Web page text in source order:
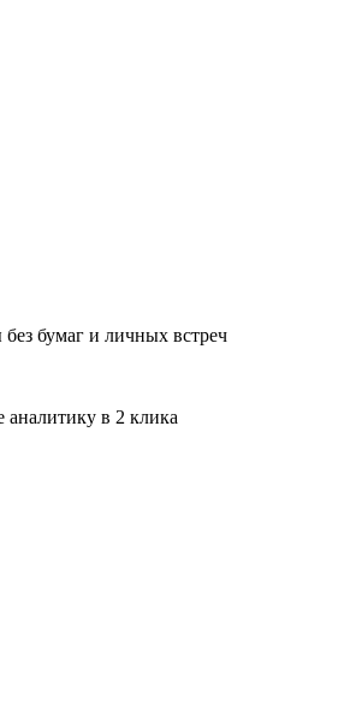
бумаг и личных встреч
аналитику в 2 клика